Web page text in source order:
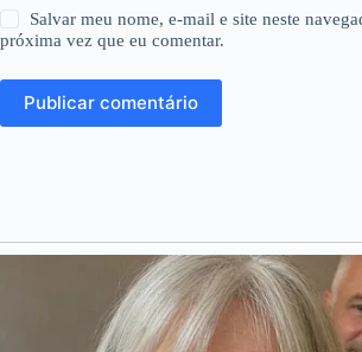
Salvar meu nome, e-mail e site neste
próxima vez que eu comentar.
Publicar comentário